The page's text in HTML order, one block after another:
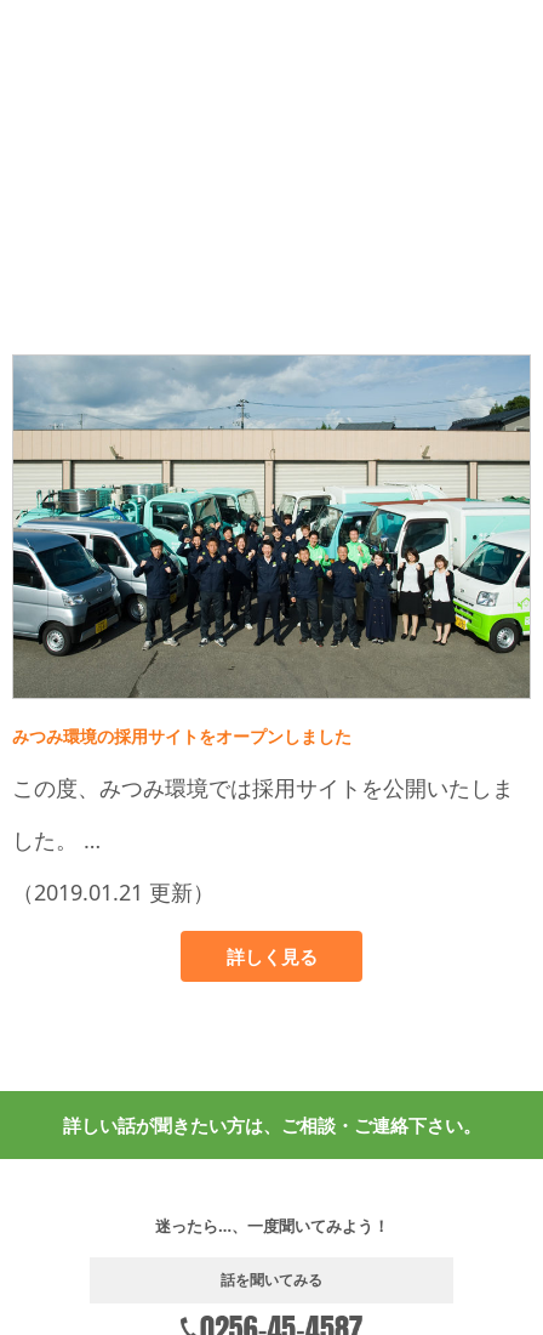
みつみ環境の採用サイトをオープンしました
この度、みつみ環境では採用サイトを公開いたしま
した。 …
（2019.01.21 更新）
詳しく見る
詳しい話が聞きたい方は、ご相談・ご連絡下さい。
迷ったら…、一度聞いてみよう！
話を聞いてみる